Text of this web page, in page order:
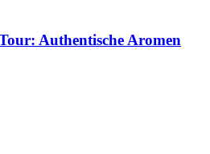
Authentische Aromen